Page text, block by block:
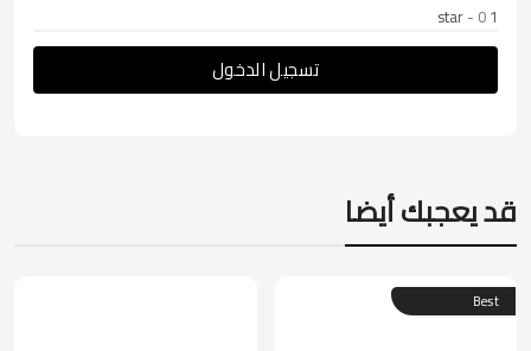
1 star
- 0
تسجيل الدخول
قد يعجبك أيضا
Best